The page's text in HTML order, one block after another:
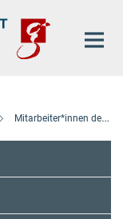
Mitarbeiter*innen der Abteilung